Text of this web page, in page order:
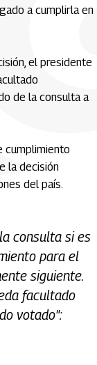
a cumplirla en
el presidente
de la consulta a
cumplimiento
la decisión
del país.
consulta si es
para el
siguiente.
facultado
votado":